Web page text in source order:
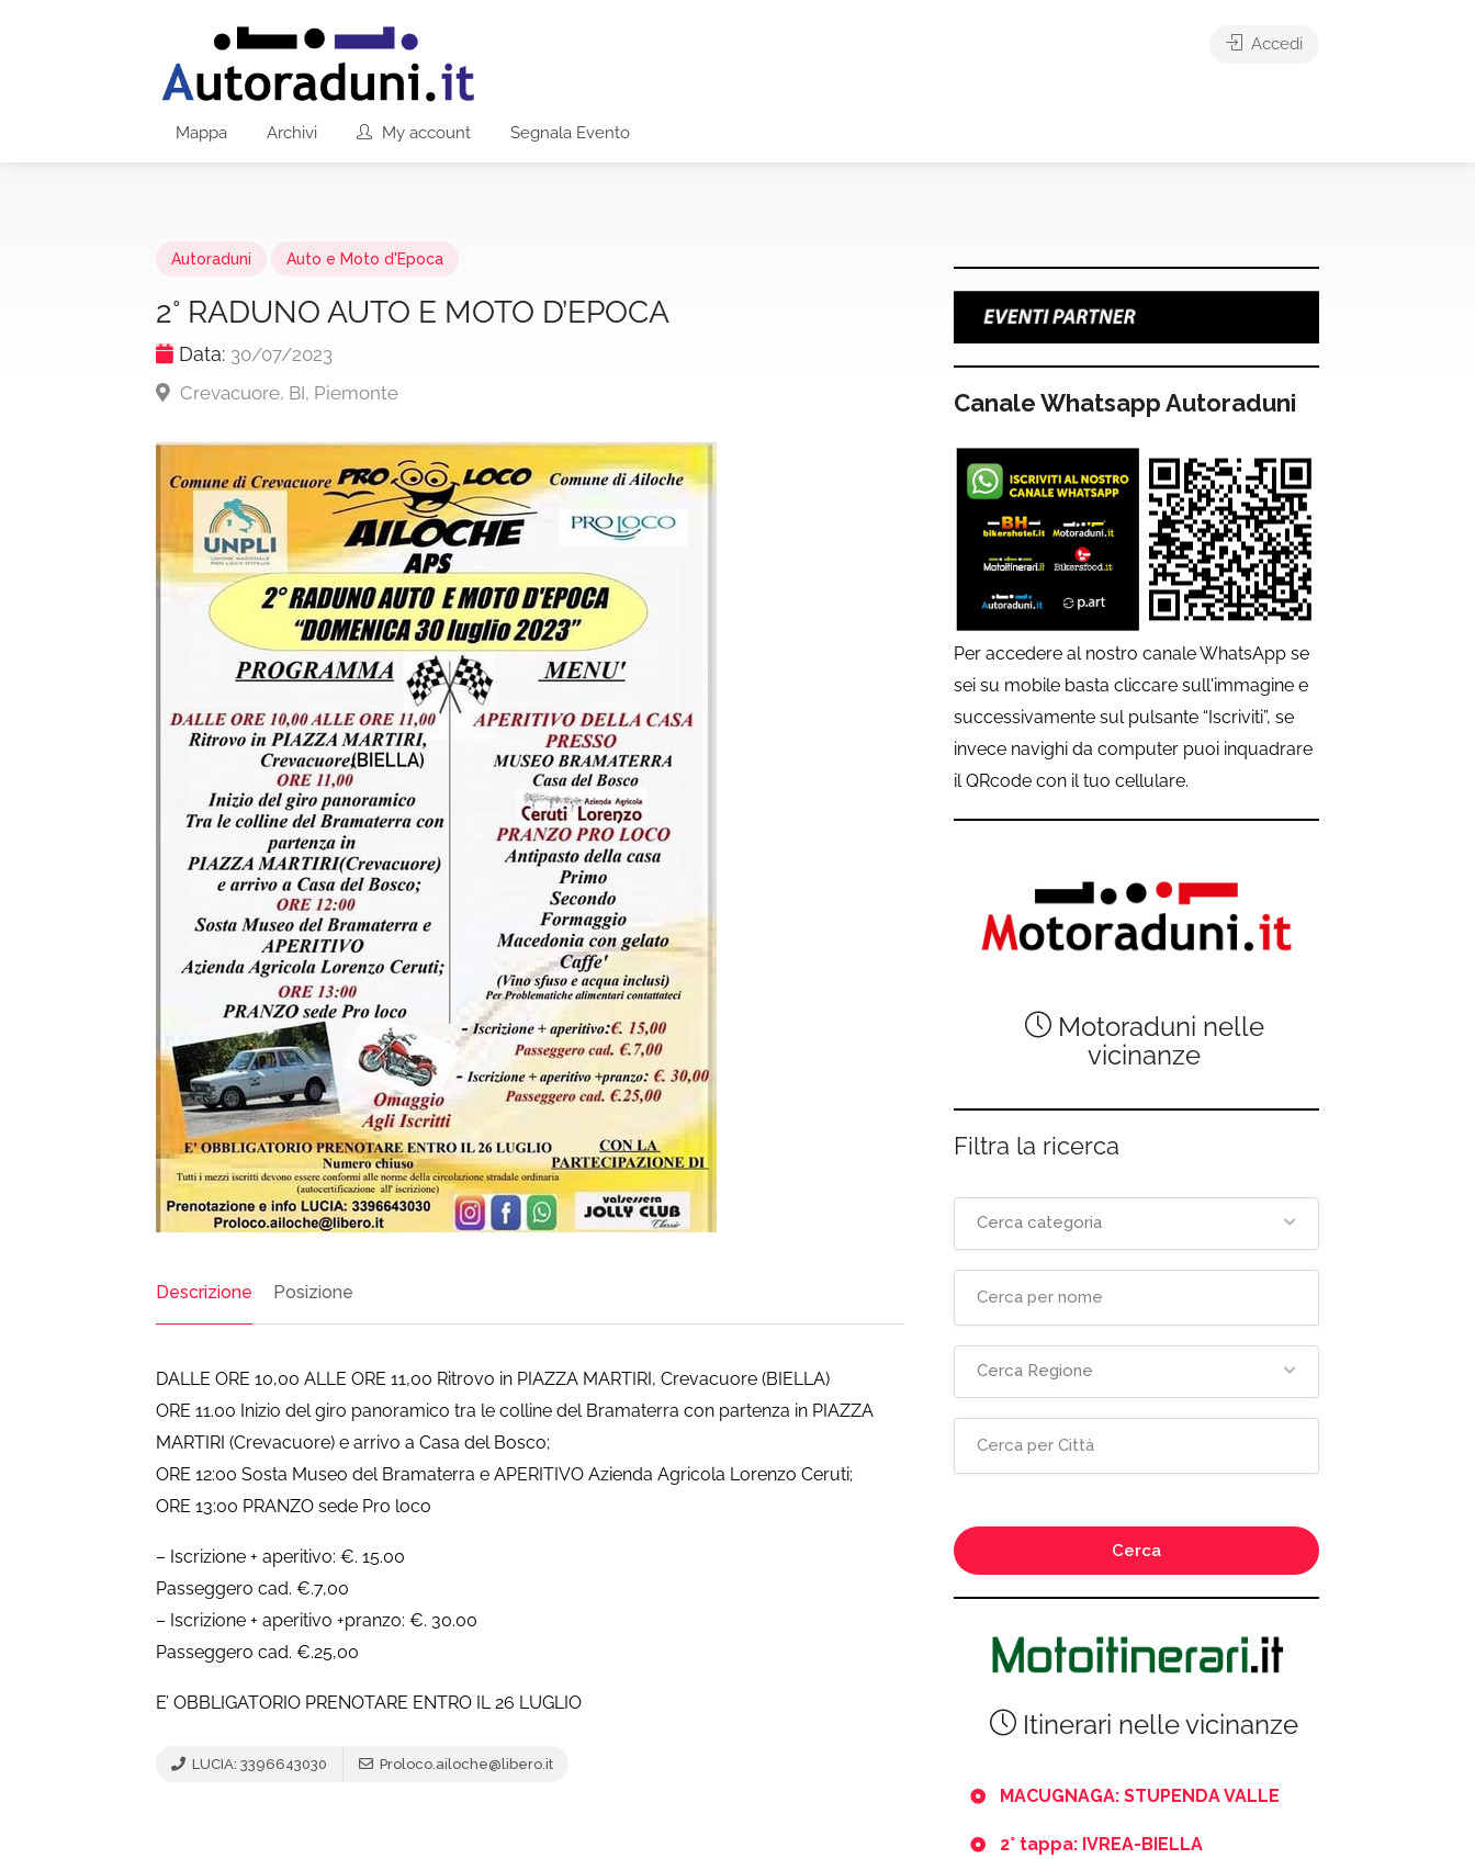
Mappa Archivi My account Segnala Evento
Accedi
Autoraduni Auto e Moto d'Epoca
2° RADUNO AUTO E MOTO D’EPOCA
Data: 30/07/2023
Crevacuore, BI, Piemonte
Descrizione Posizione
DALLE ORE 10,00 ALLE ORE 11,00 Ritrovo in PIAZZA MARTIRI, Crevacuore (BIELLA)
ORE 11.00 Inizio del giro panoramico tra le colline del Bramaterra con partenza in PIAZZA
MARTIRI (Crevacuore) e arrivo a Casa del Bosco;
ORE 12:00 Sosta Museo del Bramaterra e APERITIVO Azienda Agricola Lorenzo Ceruti;
ORE 13:00 PRANZO sede Pro loco
– Iscrizione + aperitivo: €. 15.00
Passeggero cad. €.7,00
– Iscrizione + aperitivo +pranzo: €. 30.00
Passeggero cad. €.25,00
E’ OBBLIGATORIO PRENOTARE ENTRO IL 26 LUGLIO
LUCIA: 3396643030 Proloco.ailoche@libero.it
Canale Whatsapp Autoraduni
Per accedere al nostro canale WhatsApp se
sei su mobile basta cliccare sull'immagine e
successivamente sul pulsante “Iscriviti”, se
invece navighi da computer puoi inquadrare
il QRcode con il tuo cellulare.
Motoraduni nelle
vicinanze
Filtra la ricerca
Cerca categoria
Cerca Regione
Cerca
Itinerari nelle vicinanze
MACUGNAGA: STUPENDA VALLE
2° tappa: IVREA-BIELLA